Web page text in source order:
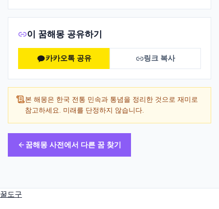
이 꿈해몽 공유하기
카카오톡 공유 링크 복사
본 해몽은 한국 전통 민속과 통념을 정리한 것으로 재미로
참고하세요. 미래를 단정하지 않습니다.
꿈해몽 사전에서 다른 꿈 찾기
꿀도구